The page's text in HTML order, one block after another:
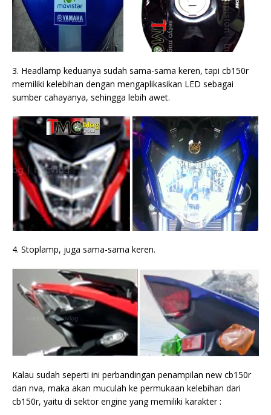
3. Headlamp keduanya sudah sama-sama keren, tapi cb150r
memiliki kelebihan dengan mengaplikasikan LED sebagai
sumber cahayanya, sehingga lebih awet.
4. Stoplamp, juga sama-sama keren.
Kalau sudah seperti ini perbandingan penampilan new cb150r
dan nva, maka akan muculah ke permukaan kelebihan dari
cb150r, yaitu di sektor engine yang memiliki karakter :